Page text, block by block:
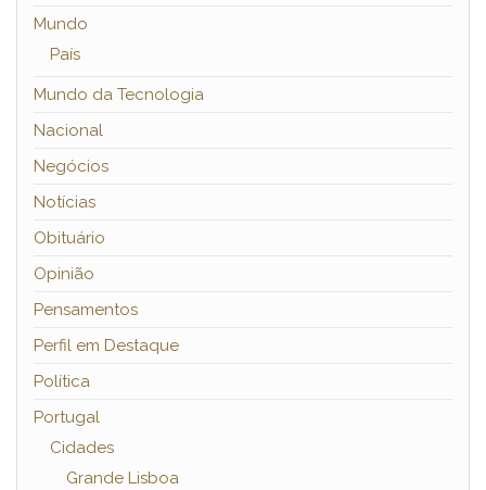
Mundo
País
Mundo da Tecnologia
Nacional
Negócios
Notícias
Obituário
Opinião
Pensamentos
Perfil em Destaque
Política
Portugal
Cidades
Grande Lisboa